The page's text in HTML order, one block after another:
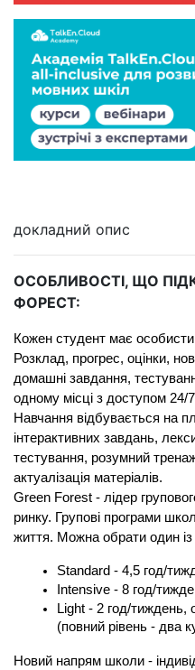
докладний опис
ОСОБЛИВОСТІ, ЩО
ФОРЕСТ:
Кожен студент має
Розклад, прогрес, оцінки,
домашні завдання,
одному місці з доступом 24/
Навчання відбувається на
інтерактивних завдань,
тестування, розумний
актуалізація матеріалів.
Green Forest - лідер
ринку. Групові програми
життя. Можна обрати один
Standard - 4,5 год/
Intensive - 8 год/
Light - 2 год/тиждень,
(повний рівень - два
Новий напрям школи -